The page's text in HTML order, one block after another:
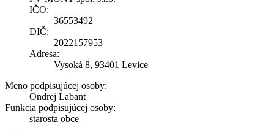
IČO:
36553492
DIČ:
2022157953
Adresa:
Vysoká 8, 93401 Levice
Meno podpisujúcej osoby:
Ondrej Labant
Funkcia podpisujúcej osoby:
starosta obce